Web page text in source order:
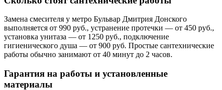
Замена смесителя у метро Бульвар Дмитрия Донского
выполняется от 990 руб., устранение протечки — от 450 руб.,
установка унитаза — от 1250 руб., подключение
гигиенического душа — от 900 руб. Простые сантехнические
работы обычно занимают от 40 минут до 2 часов.
Гарантия на работы и установленные
материалы